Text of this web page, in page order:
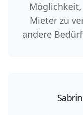
Mieter zu
andere